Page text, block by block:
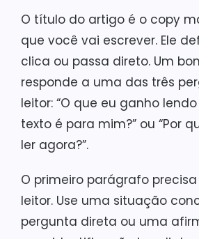
O título do artigo é o copy
que você vai escrever. Ele
clica ou passa direto. Um
responde a uma das três
leitor: “O que eu ganho lendo
texto é para mim?” ou “Por
ler agora?”.
O primeiro parágrafo
leitor. Use uma situação
pergunta direta ou uma